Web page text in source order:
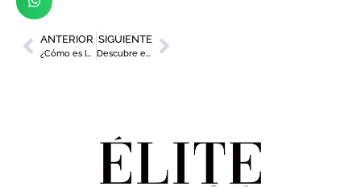
ANTERIOR
¿Cómo es la nueva web de Turismo Región de Murcia?
SIGUIENTE
Descubre el nuevo food truck de llaollao en Murcia